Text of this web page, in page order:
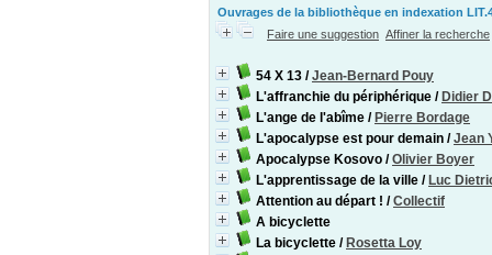
Ouvrages de la bibliothèque en indexation
Faire une suggestion Affiner la recherche
54 X 13 /Jean-Bernard Pouy
L'affranchie du périphérique / Didier
L'ange de l'abîme / Pierre Bordage
L'apocalypse est pour demain /Jean
Apocalypse Kosovo /Olivier Boyer
L'apprentissage de la ville / Luc
Attention au départ ! /Collectif
A bicyclette
La bicyclette / Rosetta Loy